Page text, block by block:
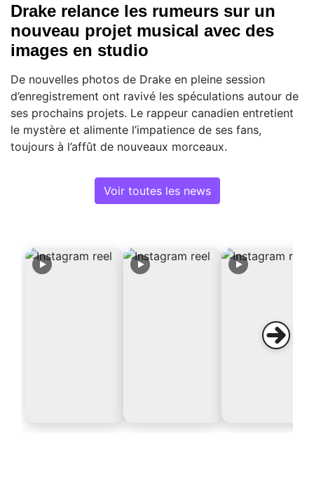
Drake relance les rumeurs sur un
nouveau projet musical avec des
images en studio
De nouvelles photos de Drake en pleine session
d’enregistrement ont ravivé les spéculations autour de
ses prochains projets. Le rappeur canadien entretient
le mystère et alimente l’impatience de ses fans,
toujours à l’affût de nouveaux morceaux.
Voir toutes les news